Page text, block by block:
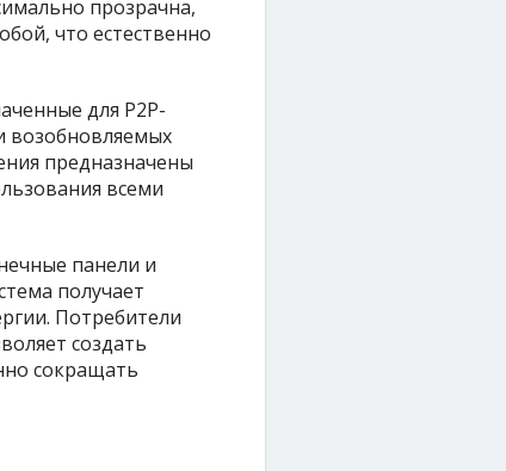
прозрачна,
что естественно
для P2P-
возобновляемых
предназначены
всеми
панели и
получает
Потребители
создать
сокращать